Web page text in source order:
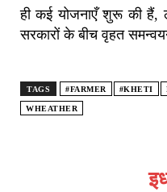
ही कई योजनाएँ शुरू की
सरकारों के बीच वृहत
TAGS #FARMER #KHETI
WHEATHER